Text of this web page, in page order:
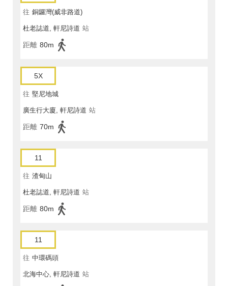
往 銅鑼灣(威非路道)
杜老誌道, 軒尼詩道 站
距離 80m
5X
往 堅尼地城
廣生行大廈, 軒尼詩道 站
距離 70m
11
往 渣甸山
杜老誌道, 軒尼詩道 站
距離 80m
11
往 中環碼頭
北海中心, 軒尼詩道 站